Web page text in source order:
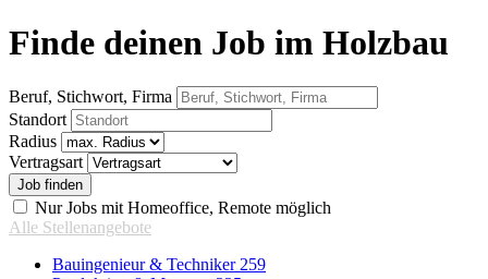
Finde deinen Job im Holzbau
Beruf, Stichwort, Firma
Standort
Radius
Vertragsart
Nur Jobs mit Homeoffice, Remote möglich
Alle Stellenangebote
Bauingenieur & Techniker 259